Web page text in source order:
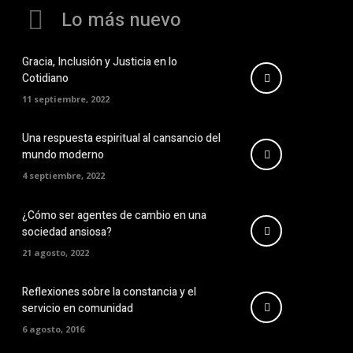
Lo más nuevo
Gracia, Inclusión y Justicia en lo
Cotidiano
11 septiembre, 2022
Una respuesta espiritual al cansancio del
mundo moderno
4 septiembre, 2022
¿Cómo ser agentes de cambio en una
sociedad ansiosa?
21 agosto, 2022
Reflexiones sobre la constancia y el
servicio en comunidad
6 agosto, 2016